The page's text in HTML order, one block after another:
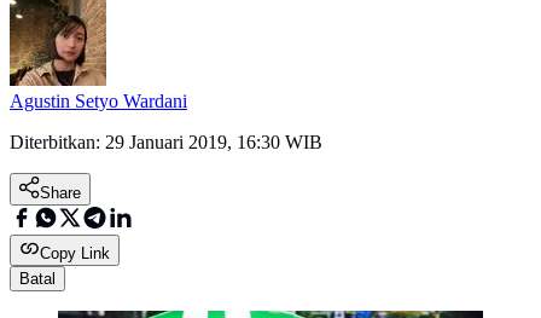
Agustin Setyo Wardani
Diterbitkan: 29 Januari 2019, 16:30 WIB
Share
Copy Link
Batal